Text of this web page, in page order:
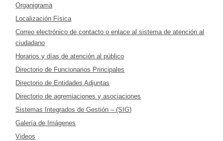
Organigrama
Localización Física
Correo electrónico de contacto o enlace al sistema de atención al
ciudadano
Horarios y días de atención al público
Directorio de Funcionarios Principales
Directorio de Entidades Adjuntas
Directorio de agremiaciones y asociaciones
Sistemas Integrados de Gestión – (SIG)
Galería de Imágenes
Videos